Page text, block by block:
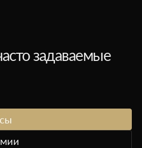
задаваемые